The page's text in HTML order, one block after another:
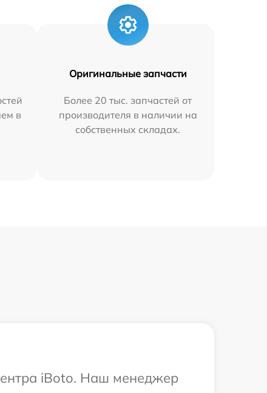
в
Оригинальные запчасти
Более 20 тыс. запчастей от
производителя в наличии на
собственных складах.
iBoto. Наш менеджер